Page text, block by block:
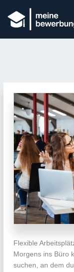
Flexible
Morgens ins Büro
suchen, an dem